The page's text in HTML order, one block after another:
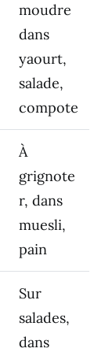
moudre
dans
yaourt,
salade,
compote
À
grignote
r, dans
muesli,
pain
Sur
salades,
dans